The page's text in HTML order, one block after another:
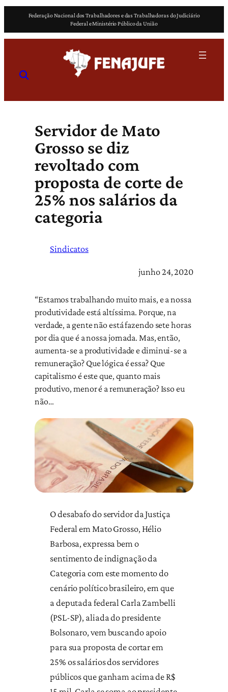
o
Federação Nacional dos Trabalhadores e das Trabalhadoras do Judiciário
Federal e Ministério Público da União
Servidor de Mato
Grosso se diz
revoltado com
proposta de corte de
25% nos salários da
categoria
Sindicatos
junho 24, 2020
“Estamos trabalhando muito mais, e a nossa
produtividade está altíssima. Porque, na
verdade, a gente não está fazendo sete horas
por dia que é a nossa jornada. Mas, então,
aumenta-se a produtividade e diminui-se a
remuneração? Que lógica é essa? Que
capitalismo é este que, quanto mais
produtivo, menor é a remuneração? Isso eu
não…
O desabafo do servidor da Justiça
Federal em Mato Grosso, Hélio
Barbosa, expressa bem o
sentimento de indignação da
Categoria com este momento do
cenário político brasileiro, em que
a deputada federal Carla Zambelli
(PSL-SP), aliada do presidente
Bolsonaro, vem buscando apoio
para sua proposta de cortar em
25% os salários dos servidores
públicos que ganham acima de R$